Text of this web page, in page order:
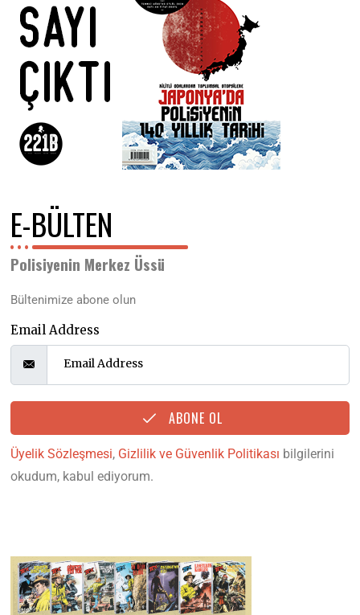
E-BÜLTEN
Polisiyenin Merkez Üssü
Bültenimize abone olun
Email Address
ABONE OL
Üyelik Sözleşmesi, Gizlilik ve Güvenlik Politikası bilgilerini
okudum, kabul ediyorum.